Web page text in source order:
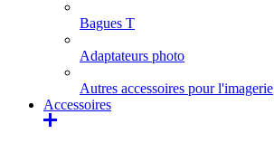
Bagues T
Adaptateurs photo
Autres accessoires pour l'imagerie
Accessoires